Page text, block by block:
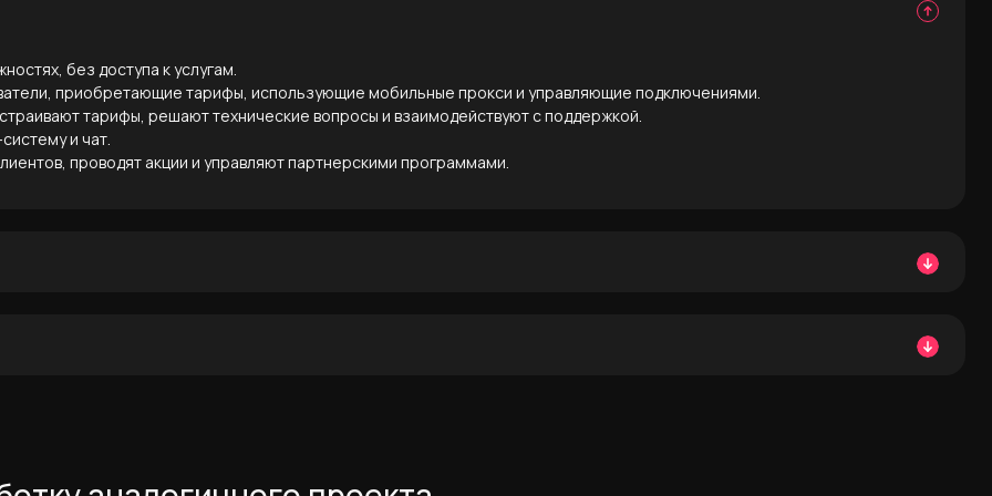
без доступа к услугам.
приобретающие тарифы, использующие мобильные прокси и управляющие подключениями.
тарифы, решают технические вопросы и взаимодействуют с поддержкой.
и чат.
проводят акции и управляют партнерскими программами.
прокси.